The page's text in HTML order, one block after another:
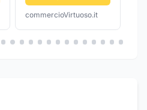
commercioVirtuoso.it